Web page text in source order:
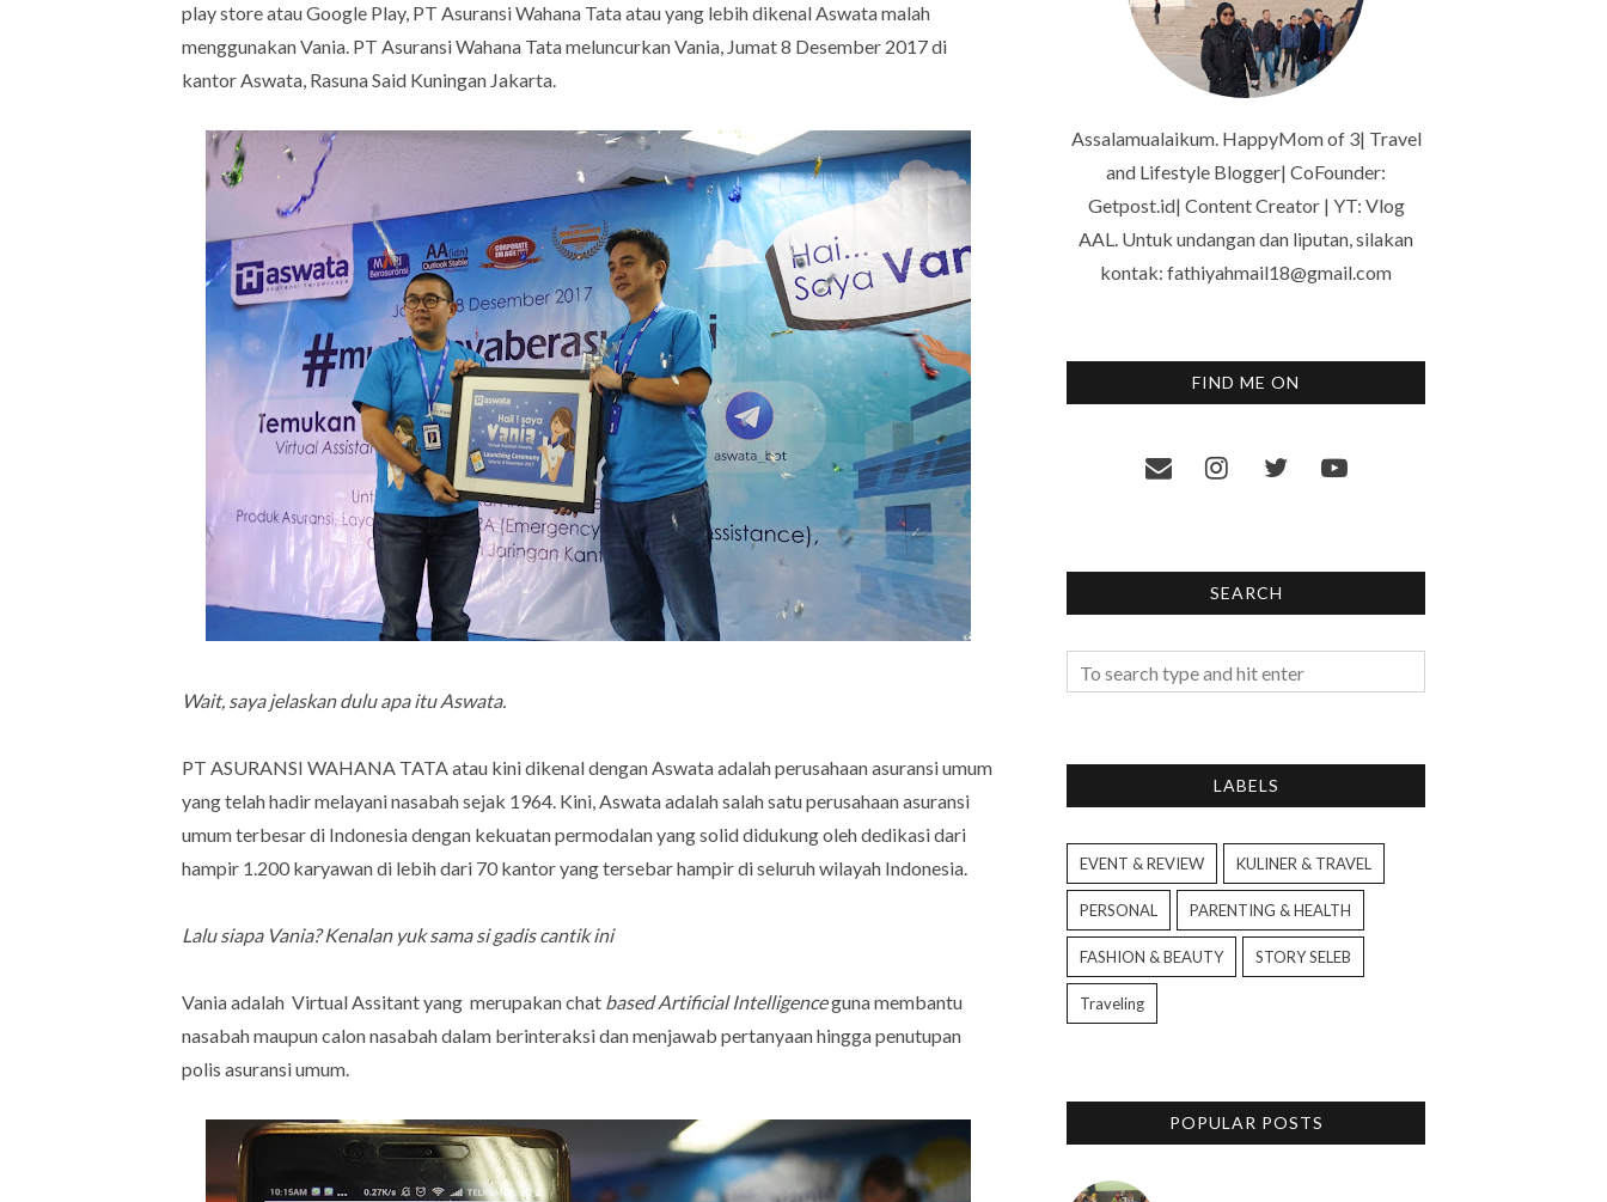
play store atau Google Play, PT Asuransi Wahana Tata atau yang lebih dikenal Aswata malah
menggunakan Vania. PT Asuransi Wahana Tata meluncurkan Vania, Jumat 8 Desember 2017 di
kantor Aswata, Rasuna Said Kuningan Jakarta.
Wait, saya jelaskan dulu apa itu Aswata.
PT ASURANSI WAHANA TATA atau kini dikenal dengan Aswata adalah perusahaan asuransi umum
yang telah hadir melayani nasabah sejak 1964. Kini, Aswata adalah salah satu perusahaan asuransi
umum terbesar di Indonesia dengan kekuatan permodalan yang solid didukung oleh dedikasi dari
hampir 1.200 karyawan di lebih dari 70 kantor yang tersebar hampir di seluruh wilayah Indonesia.
Lalu siapa Vania? Kenalan yuk sama si gadis cantik ini
Vania adalah Virtual Assitant yang merupakan chat based Artificial Intelligenceguna membantu
nasabah maupun calon nasabah dalam berinteraksi dan menjawab pertanyaan hingga penutupan
polis asuransi umum.
Assalamualaikum. HappyMom of 3| Travel
and Lifestyle Blogger| CoFounder:
Getpost.id| Content Creator | YT: Vlog
AAL. Untuk undangan dan liputan, silakan
kontak: fathiyahmail18@gmail.com
FIND ME ON
SEARCH
LABELS
EVENT & REVIEW KULINER & TRAVEL
PERSONAL PARENTING & HEALTH
FASHION & BEAUTY STORY SELEB
Traveling
POPULAR POSTS